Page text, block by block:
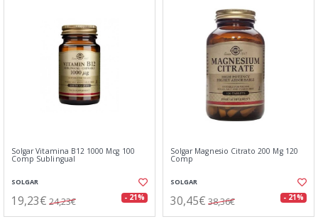
Solgar Vitamina B12 1000 Mcg 100
Comp Sublingual
SOLGAR
19,23€ 24,23€ - 21%
Solgar Magnesio Citrato 200 Mg 120
Comp
SOLGAR
30,45€ 38,36€ - 21%